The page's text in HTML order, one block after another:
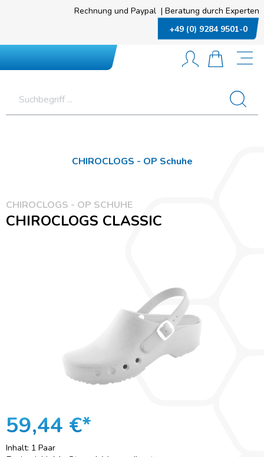
Rechnung und Paypal | Beratung durch Experten
+49 (0) 9284 9501-0
CHIROCLOGS - OP Schuhe
CHIROCLOGS - OP SCHUHE
CHIROCLOGS CLASSIC
59,44 €*
Inhalt: 1 Paar